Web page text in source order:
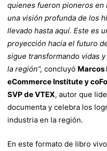
quienes fueron pioneros
una visión profunda de los
llevado hasta aquí. Este es
proyección hacia el futuro
sigue transformando vidas
la región”, concluyó Marcos
eCommerce Institute y
SVP de VTEX, autor que
documenta y celebra los
industria en la región.
En este formato de libro